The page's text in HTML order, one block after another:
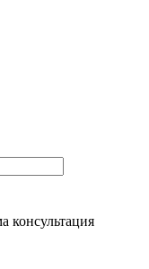
консультация